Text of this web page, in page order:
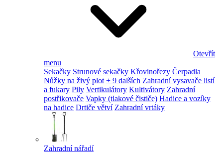
Otevřít
menu
Sekačky Strunové sekačky Křovinořezy Čerpadla
Nůžky na živý plot + 9 dalších Zahradní vysavače listí
a fukary Pily Vertikulátory Kultivátory Zahradní
postřikovače Vapky (tlakové čističe) Hadice a vozíky
na hadice Drtiče větví Zahradní vrtáky
Zahradní nářadí